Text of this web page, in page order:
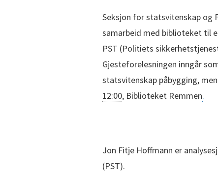
Seksjon for statsvitenskap og
samarbeid med biblioteket til
PST (Politiets
Gjesteforelesningen inngår
statsvitenskap påbygging,
12:00, Biblioteket Remmen.
Jon Fitje Hoffmann er
(PST).